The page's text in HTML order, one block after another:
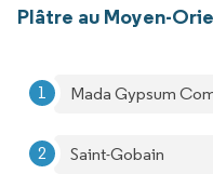
Plâtre au Moyen-
Mada Gypsum
Saint-Gobain